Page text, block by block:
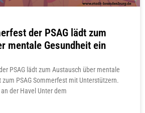
der PSAG lädt zum
mentale Gesundheit ein
PSAG lädt zum Austausch über mentale
PSAG Sommerfest mit Unterstützern.
der Havel Unter dem